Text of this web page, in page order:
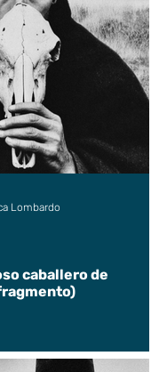
caballero de
Lombardo